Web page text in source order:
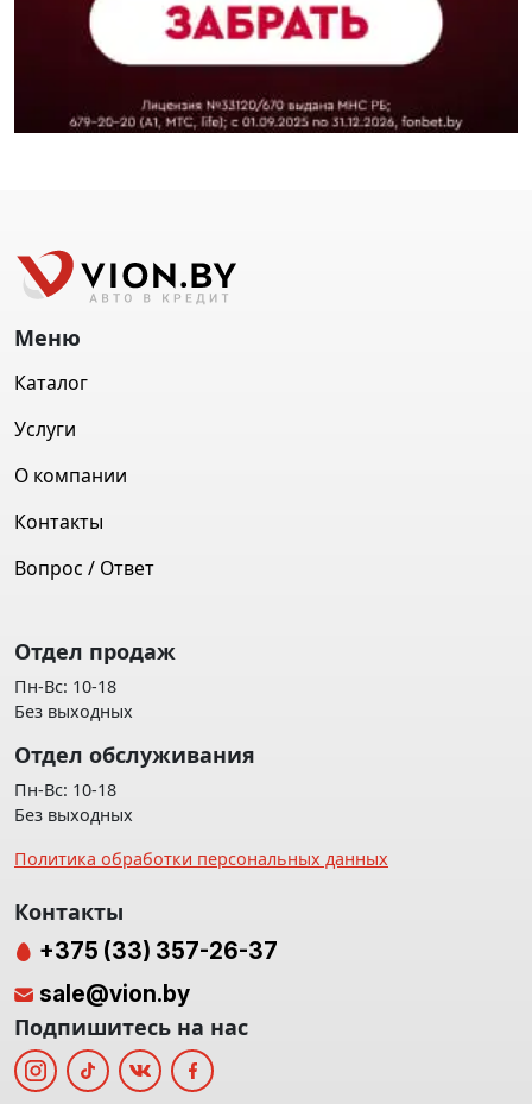
Меню
Каталог
Услуги
О компании
Контакты
Вопрос / Ответ
Отдел продаж
Пн-Вс: 10-18
Без выходных
Отдел обслуживания
Пн-Вс: 10-18
Без выходных
Политика обработки персональных данных
Контакты
+375 (33) 357-26-37
sale@vion.by
Подпишитесь на нас